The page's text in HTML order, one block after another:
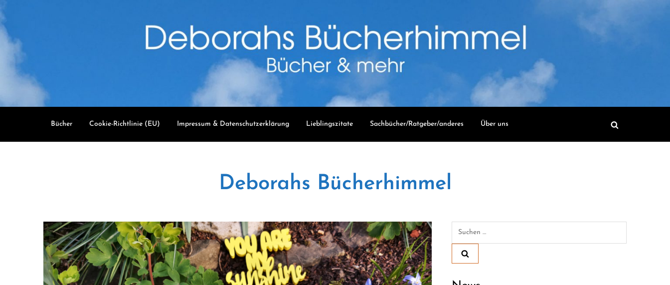
content
Bücher Cookie-Richtlinie (EU) Impressum & Datenschutzerklärung Lieblingszitate Sachbücher/Ratgeber/anderes Über uns
Deborahs Bücherhimmel
Suchen